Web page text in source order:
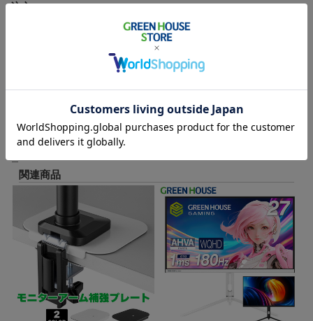
画面の前後移動ができる5
軸タイプ
細かい文字や数字を操作するから、画面を近づけて見たい、でも、動画の鑑賞
などは画面を離してゆったり見たい… そんなユーザーには画面の前後移動が可
能な5軸タイプがオススメです。 画面を前後移動することで、その都度作業に適
した位置に画面を動かし、快適な環境を作ることができます。 表計算ソフト
や、2D、3Dグラフィックソフトのヘビーユーザーやパソコン操作はいつも快適
な環境にしたいと言うこだわり派のユーザーに最適です。 ご家庭での使用の他
に、お客様と画面を共有したい対面販売の店舗などにも使用できます。
注文
返品についての詳細はこちら
＿
関連商品